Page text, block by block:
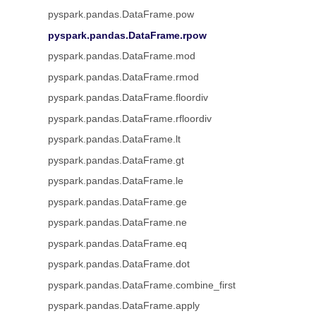
pyspark.pandas.DataFrame.pow
pyspark.pandas.DataFrame.rpow
pyspark.pandas.DataFrame.mod
pyspark.pandas.DataFrame.rmod
pyspark.pandas.DataFrame.floordiv
pyspark.pandas.DataFrame.rfloordiv
pyspark.pandas.DataFrame.lt
pyspark.pandas.DataFrame.gt
pyspark.pandas.DataFrame.le
pyspark.pandas.DataFrame.ge
pyspark.pandas.DataFrame.ne
pyspark.pandas.DataFrame.eq
pyspark.pandas.DataFrame.dot
pyspark.pandas.DataFrame.combine_first
pyspark.pandas.DataFrame.apply